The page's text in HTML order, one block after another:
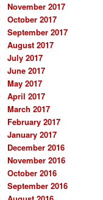
November 2017
October 2017
September 2017
August 2017
July 2017
June 2017
May 2017
April 2017
March 2017
February 2017
January 2017
December 2016
November 2016
October 2016
September 2016